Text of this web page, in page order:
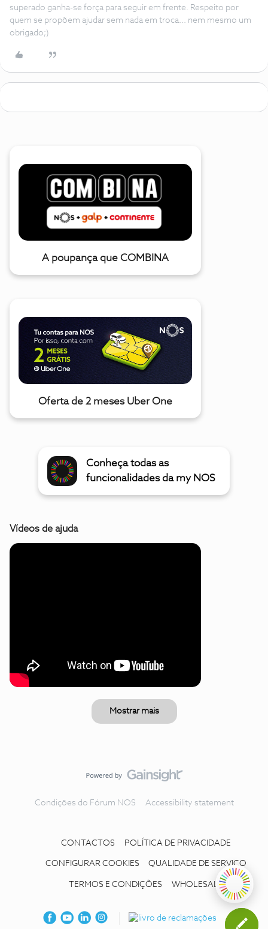
superado ganha-se força para seguir em frente. Respeito por
quem se propõem ajudar sem nada em troca... nem mesmo um
obrigado;)
A poupança que COMBINA
Oferta de 2 meses Uber One
Conheça todas as
funcionalidades da my NOS
Vídeos de ajuda
Mostrar mais
Condições do Fórum NOS Accessibility statement
CONTACTOS POLÍTICA DE PRIVACIDADE
CONFIGURAR COOKIES QUALIDADE DE SERVIÇO
TERMOS E CONDIÇÕES WHOLESALE